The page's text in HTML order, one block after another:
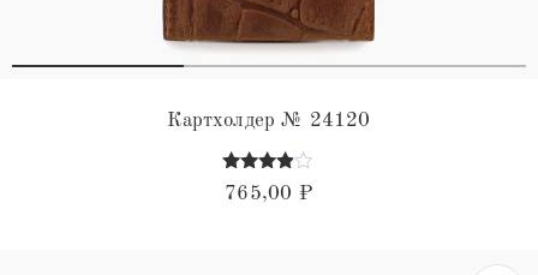
Картхолдер № 24120
Оценка
3.75
765,00 ₽